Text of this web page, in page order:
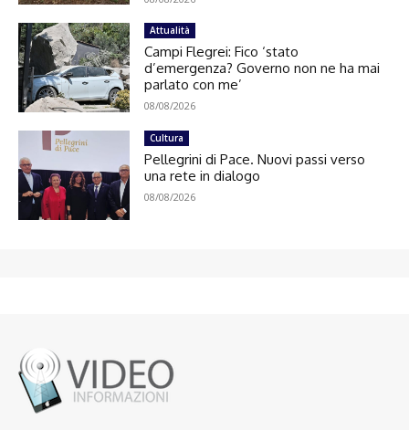
Attualità
Campi Flegrei: Fico ‘stato
d’emergenza? Governo non ne ha mai
parlato con me’
08/08/2026
Cultura
Pellegrini di Pace. Nuovi passi verso
una rete in dialogo
08/08/2026